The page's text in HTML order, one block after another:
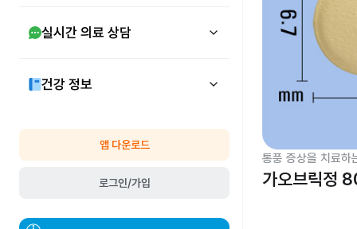
실시간 의료 상담
건강 정보
앱 다운로드
로그인/가입
통풍 증상을 치료하
가오브릭정